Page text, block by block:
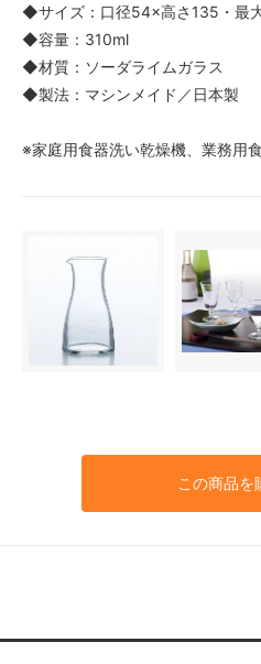
◆サイズ：口径54×高さ135・最
◆容量：310ml
◆材質：ソーダライムガラス
◆製法：マシンメイド／日本製
※家庭用食器洗い乾燥機、業務用
この商品を